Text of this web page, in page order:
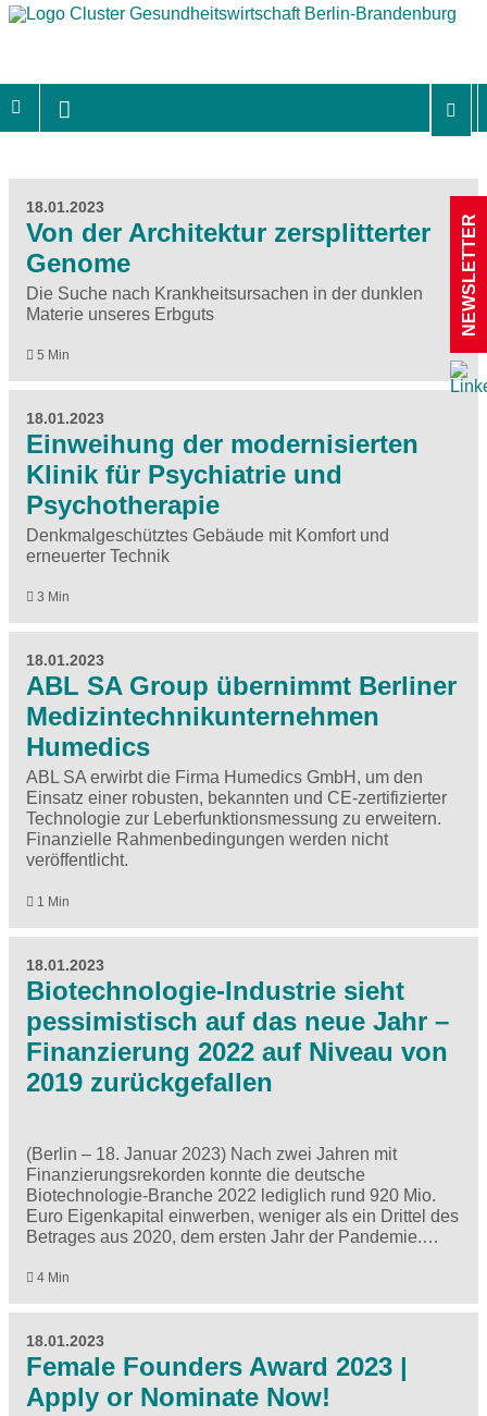
18.01.2023
Von der Architektur zersplitterter
Genome
Die Suche nach Krankheitsursachen in der dunklen
Materie unseres Erbguts
5 Min
18.01.2023
Einweihung der modernisierten
Klinik für Psychiatrie und
Psychotherapie
Denkmalgeschütztes Gebäude mit Komfort und
erneuerter Technik
3 Min
18.01.2023
ABL SA Group übernimmt Berliner
Medizintechnikunternehmen
Humedics
ABL SA erwirbt die Firma Humedics GmbH, um den
Einsatz einer robusten, bekannten und CE-zertifizierter
Technologie zur Leberfunktionsmessung zu erweitern.
Finanzielle Rahmenbedingungen werden nicht
veröffentlicht.
1 Min
18.01.2023
Biotechnologie-Industrie sieht
pessimistisch auf das neue Jahr –
Finanzierung 2022 auf Niveau von
2019 zurückgefallen
(Berlin – 18. Januar 2023) Nach zwei Jahren mit
Finanzierungsrekorden konnte die deutsche
Biotechnologie-Branche 2022 lediglich rund 920 Mio.
Euro Eigenkapital einwerben, weniger als ein Drittel des
Betrages aus 2020, dem ersten Jahr der Pandemie.…
4 Min
18.01.2023
Female Founders Award 2023 |
Apply or Nominate Now!
NEWSLETTER